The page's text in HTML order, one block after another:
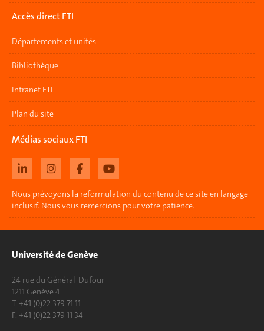
Accès direct FTI
Départements et unités
Bibliothèque
Intranet FTI
Plan du site
Médias sociaux FTI
Nous prévoyons la reformulation du contenu de ce site en langage
inclusif. Nous vous remercions pour votre patience.
Université de Genève
24 rue du Général-Dufour
1211 Genève 4
T. +41 (0)22 379 71 11
F. +41 (0)22 379 11 34